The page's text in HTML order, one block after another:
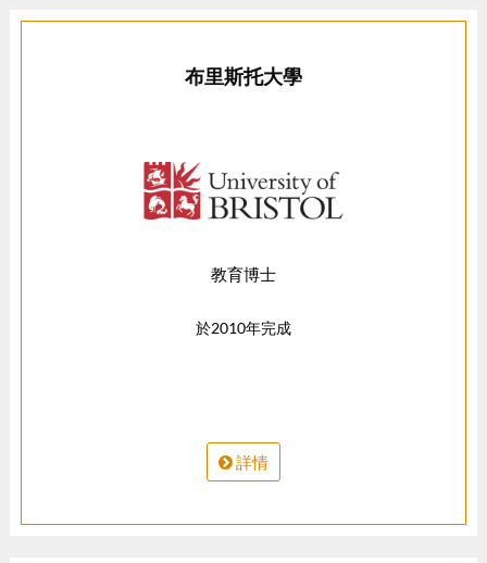
布里斯托大學
教育博士
於2010年完成
詳情